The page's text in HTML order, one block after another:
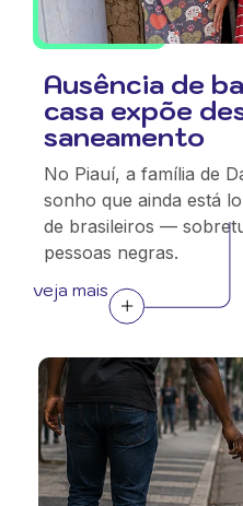
Ausência de
casa expõe
saneamento
No Piauí, a família de
sonho que ainda está
de brasileiros —
pessoas negras.
veja mais